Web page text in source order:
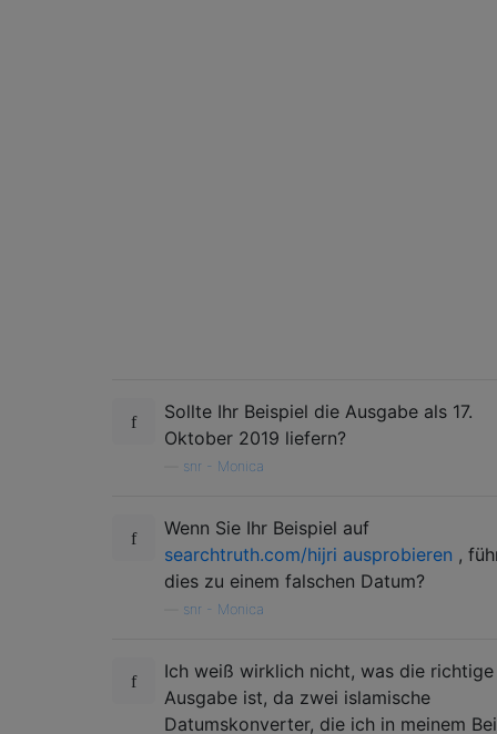
Sollte Ihr Beispiel die Ausgabe als 17.
Oktober 2019 liefern?
snr - Monica
Wenn Sie Ihr Beispiel auf
searchtruth.com/hijri ausprobieren ,
dies zu einem falschen Datum?
snr - Monica
Ich weiß wirklich nicht, was die richtige
Ausgabe ist, da zwei islamische
Datumskonverter, die ich in meinem